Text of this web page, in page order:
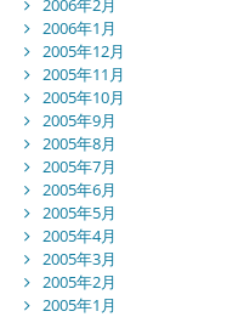
2006年1月
2005年12月
2005年11月
2005年10月
2005年9月
2005年8月
2005年7月
2005年6月
2005年5月
2005年4月
2005年3月
2005年2月
2005年1月